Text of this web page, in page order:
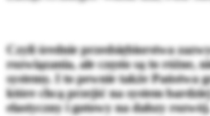
Czyli średnie przedsiębiorstwa
rozwiązania, ale często są to różne,
systemy. I to pewnie także Państwa
które chcą przejść na system
elastyczny i gotowy na dalszy rozwój.